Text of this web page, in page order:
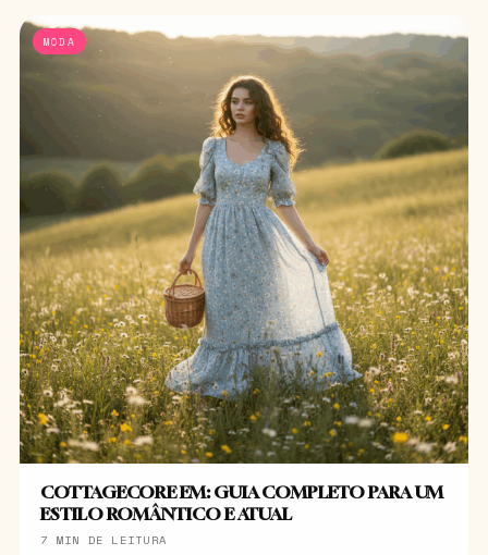
MODA
COTTAGECORE EM: GUIA COMPLETO PARA UM
ESTILO ROMÂNTICO E ATUAL
7 MIN DE LEITURA